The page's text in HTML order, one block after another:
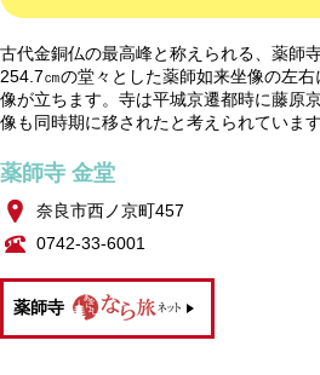
古代金銅仏の最高峰と称えられる、薬師
254.7㎝の堂々とした薬師如来坐像の左
像が立ちます。寺は平城京遷都時に藤原
像も同時期に移されたと考えられています
薬師寺 金堂
奈良市西ノ京町457
0742-33-6001
薬師寺